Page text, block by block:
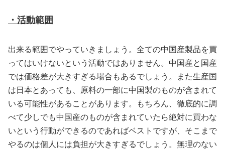
・活動範囲
出来る範囲でやっていきましょう。全ての中国産製品を買
ってはいけないという活動ではありません。中国産と国産
では価格差が大きすぎる場合もあるでしょう。また生産国
は日本とあっても、原料の一部に中国製のものが含まれて
いる可能性があることがあります。もちろん、徹底的に調
べて少しでも中国産のものが含まれていたら絶対に買わな
いという行動ができるのであればベストですが、そこまで
やるのは個人には負担が大きすぎるでしょう。無理のない